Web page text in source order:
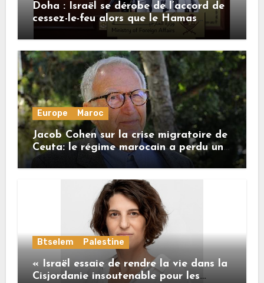
Doha : Israël se dérobe de l’accord de
cessez-le-feu alors que le Hamas
honore ses engagements
Europe Maroc
Jacob Cohen sur la crise migratoire de
Ceuta: le régime marocain a perdu une
bonne part de sa crédibilité vis-à-vis
Btselem Palestine
« Israël essaie de rendre la vie dans la
Cisjordanie insoutenable pour les